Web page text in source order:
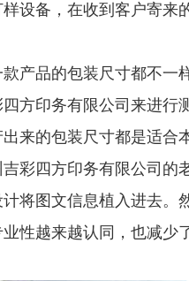
设备，在收到客户寄来
产品的包装尺寸都不一
方印务有限公司来进行
来的包装尺寸都是适合
彩四方印务有限公司的
将图文信息植入进去。
性越来越认同，也减少